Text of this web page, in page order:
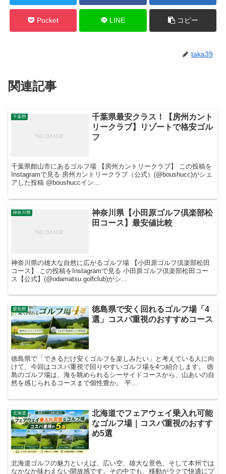
Pocket LINE コピー
taka39
関連記事
千葉県
千葉県最安クラス！【房州カント
リークラブ】リゾートで格安ゴル
フ
千葉県館山市にあるゴルフ場 【房州カントリークラブ】 この投稿を
Instagramで見る 房州カントリークラブ（公式）(@boushucc)がシェ
アした投稿 @boushuccイン...
神奈川県
神奈川県【小田原ゴルフ倶楽部松
田コース】最安値比較
神奈川県の雄大な自然に広がるゴルフ場 【小田原ゴルフ倶楽部松田
コース】 この投稿をInstagramで見る 小田原ゴルフ倶楽部松田コー
ス【公式】(@odamatsu.golfclub)がシ...
愛知県
徳島県で安く回れるゴルフ場「4
選」コスパ重視のおすすめコース
徳島県で「できるだけ安くゴルフを楽しみたい」と考えている人に向
けて、今回はコスパ重視で回りやすいゴルフ場を4つ紹介します。 徳
島のゴルフ場は、海を眺められるシーサイドコースから、山あいの自
然を感じられるコースまで個性豊か。 平...
北海道
北海道でフェアウェイ乗入れ可能
なゴルフ場｜コスパ重視のおすす
め5選
北海道ゴルフの魅力といえば、広い空、雄大な景色、そして本州では
なかなか味わえない開放感です。その中でも、移動がラクで快適にプ